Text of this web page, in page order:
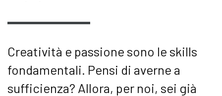
Creatività e passione sono le skills
fondamentali. Pensi di averne a
sufficienza? Allora, per noi, sei già